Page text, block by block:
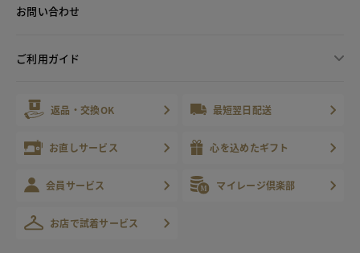
お問い合わせ
ご利用ガイド
返品・交換OK 最短翌日配送
お直しサービス 心を込めたギフト
会員サービス マイレージ倶楽部
お店で試着サービス